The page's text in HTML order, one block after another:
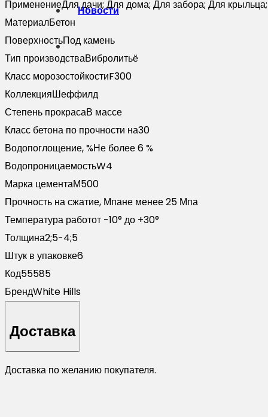
Новости
ПрименениеДля дачи; Для дома; Для забора; Для
МатериалБетон
ПоверхностьПод камень
Тип производстваВибролитьё
Класс морозостойкостиF300
КоллекцияШеффилд
Степень прокрасаВ массе
Класс бетона по прочности на30
Водопоглощение, %Не более 6 %
ВодопроницаемостьW4
Марка цементаМ500
Прочность на сжатие, Мпане менее 25 Мпа
Температура работот -10° до +30°
Толщина2;5-4;5
Штук в упаковке6
Код55585
БрендWhite Hills
Доставка
Доставка по желанию покупателя.